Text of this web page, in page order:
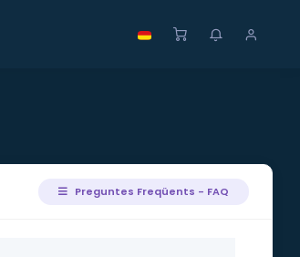
Preguntes Freqüents - FAQ